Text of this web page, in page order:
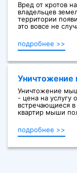
Вред от кротов
владельцев
территории
это вовсе не
подробнее >>
Уничтожение
- цена на услугу
встречающиеся
квартир мыши
подробнее >>